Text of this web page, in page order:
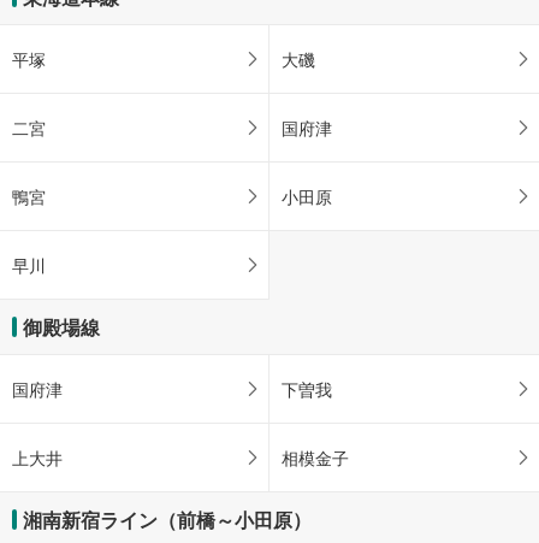
平塚 大磯
二宮 国府津
鴨宮 小田原
早川
御殿場線
国府津 下曽我
上大井 相模金子
湘南新宿ライン（前橋～小田原）